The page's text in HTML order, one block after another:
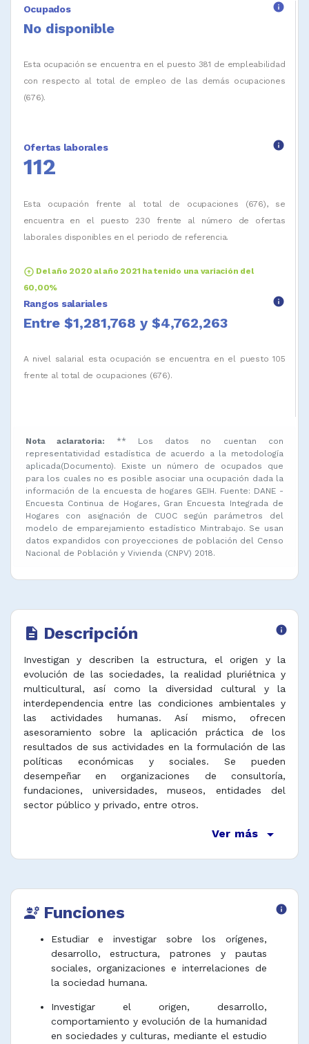
Ocupados info
No disponible
Esta ocupación se encuentra en el puesto 381 de empleabilidad
con respecto al total de empleo de las demás ocupaciones
(676).
Ofertas laborales info
112
Esta ocupación frente al total de ocupaciones (676), se
encuentra en el puesto 230 frente al número de ofertas
laborales disponibles en el periodo de referencia.
arrow_circle_up Del año 2020 al año 2021 ha tenido una variación del
60,00%
Rangos salariales info
Entre $1,281,768 y $4,762,263
A nivel salarial esta ocupación se encuentra en el puesto 105
frente al total de ocupaciones (676).
Nota aclaratoria:
** Los datos no cuentan con
representatividad estadística de acuerdo a la metodología
aplicada(Documento). Existe un número de ocupados que
para los cuales no es posible asociar una ocupación dada la
información de la encuesta de hogares GEIH. Fuente: DANE -
Encuesta Continua de Hogares, Gran Encuesta Integrada de
Hogares con asignación de CUOC según parámetros del
modelo de emparejamiento estadístico Mintrabajo. Se usan
datos expandidos con proyecciones de población del Censo
Nacional de Población y Vivienda (CNPV) 2018.
description Descripción info
Investigan y describen la estructura, el origen y la
evolución de las sociedades, la realidad pluriétnica y
multicultural, así como la diversidad cultural y la
interdependencia entre las condiciones ambientales y
las actividades humanas. Así mismo, ofrecen
asesoramiento sobre la aplicación práctica de los
resultados de sus actividades en la formulación de las
políticas económicas y sociales. Se pueden
desempeñar en organizaciones de consultoría,
fundaciones, universidades, museos, entidades del
sector público y privado, entre otros.
Ver más arrow_drop_down
engineering Funciones info
Estudiar e investigar sobre los orígenes,
desarrollo, estructura, patrones y pautas
sociales, organizaciones e interrelaciones de
la sociedad humana.
Investigar el origen, desarrollo,
comportamiento y evolución de la humanidad
en sociedades y culturas, mediante el estudio